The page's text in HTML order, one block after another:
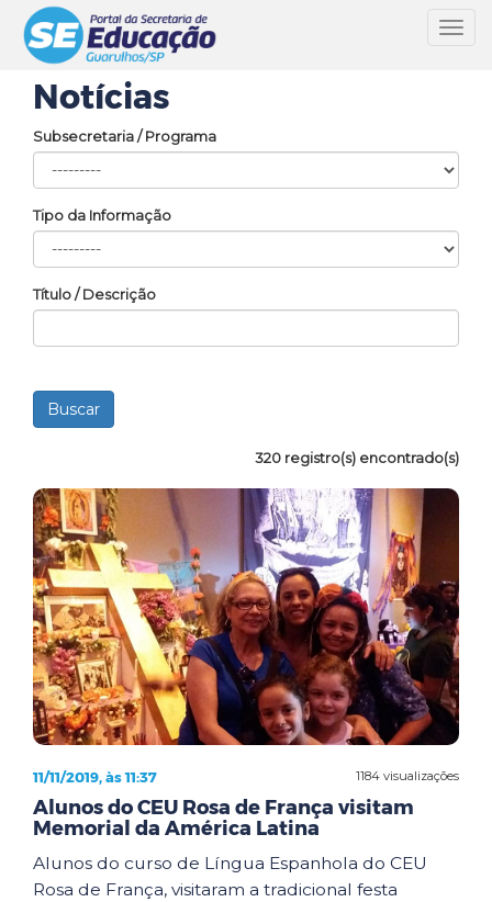
Notícias
Subsecretaria / Programa
Tipo da Informação
Título / Descrição
320 registro(s) encontrado(s)
1184 visualizações
11/11/2019, às 11:37
Alunos do CEU Rosa de França visitam
Memorial da América Latina
Alunos do curso de Língua Espanhola do CEU
Rosa de França, visitaram a tradicional festa